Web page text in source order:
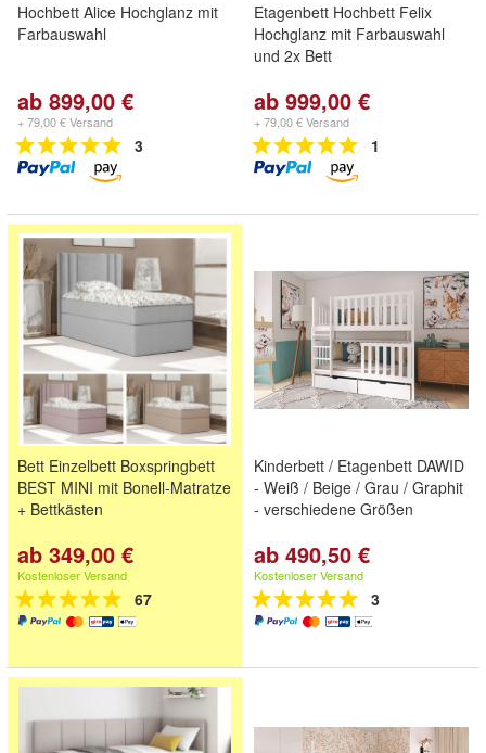
Hochbett Alice Hochglanz mit
Farbauswahl
ab 899,00 €
+ 79,00 € Versand
3
Etagenbett Hochbett Felix
Hochglanz mit Farbauswahl
und 2x Bett
ab 999,00 €
+ 79,00 € Versand
1
Bett Einzelbett Boxspringbett
BEST MINI mit Bonell-Matratze
+ Bettkästen
ab 349,00 €
Kostenloser Versand
67
Kinderbett / Etagenbett DAWID
- Weiß / Beige / Grau / Graphit
- verschiedene Größen
ab 490,50 €
Kostenloser Versand
3